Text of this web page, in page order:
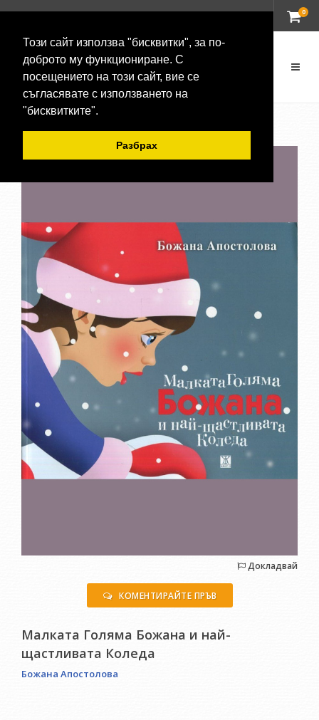
Този сайт използва "бисквитки", за по-
доброто му функциониране. С
посещението на този сайт, вие се
съгласявате с използването на
"бисквитките".
Разбрах
0
-20 %
Докладвай
КОМЕНТИРАЙТЕ ПРЪВ
Малката Голяма Божана и най-
щастливата Коледа
Божана Апостолова